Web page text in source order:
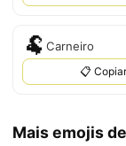
🐏 Carneiro
📋 Copiar
Mais emojis